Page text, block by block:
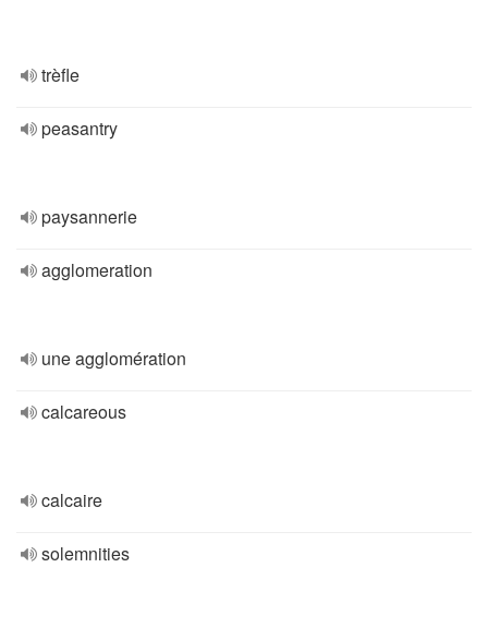
trèfle
peasantry
paysannerie
agglomeration
une agglomération
calcareous
calcaire
solemnities